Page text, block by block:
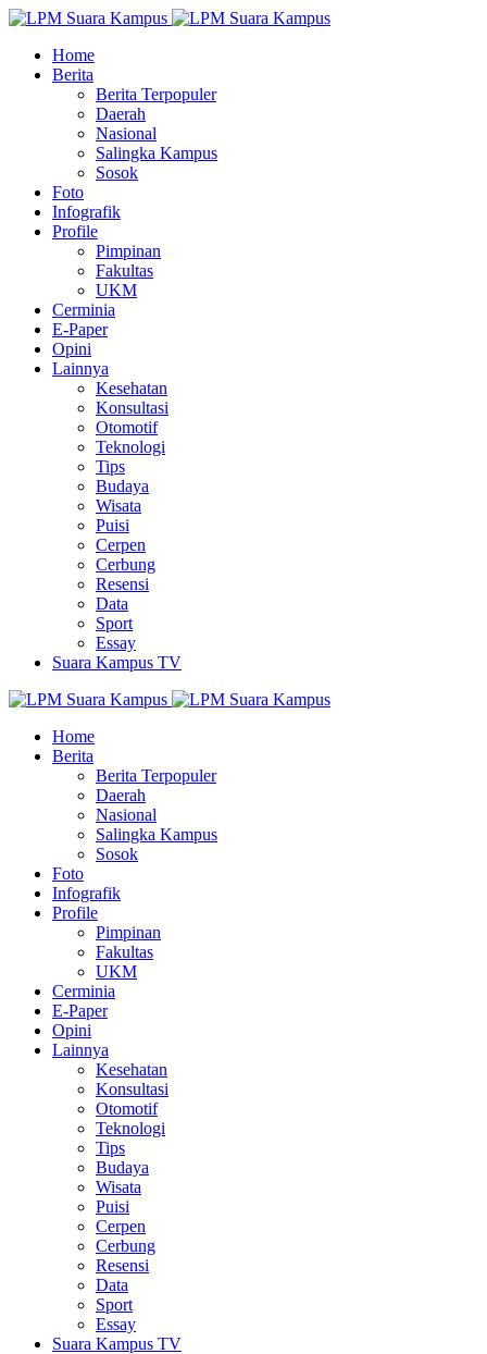
Home
Berita
Berita Terpopuler
Daerah
Nasional
Salingka Kampus
Sosok
Foto
Infografik
Profile
Pimpinan
Fakultas
UKM
Cerminia
E-Paper
Opini
Lainnya
Kesehatan
Konsultasi
Otomotif
Teknologi
Tips
Budaya
Wisata
Puisi
Cerpen
Cerbung
Resensi
Data
Sport
Essay
Suara Kampus TV
Home
Berita
Berita Terpopuler
Daerah
Nasional
Salingka Kampus
Sosok
Foto
Infografik
Profile
Pimpinan
Fakultas
UKM
Cerminia
E-Paper
Opini
Lainnya
Kesehatan
Konsultasi
Otomotif
Teknologi
Tips
Budaya
Wisata
Puisi
Cerpen
Cerbung
Resensi
Data
Sport
Essay
Suara Kampus TV